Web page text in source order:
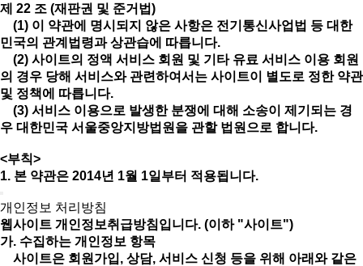
제 22 조 (재판권 및 준거법)
(1) 이 약관에 명시되지 않은 사항은 전기통신사업법 등 대한
민국의 관계법령과 상관습에 따릅니다.
(2) 사이트의 정액 서비스 회원 및 기타 유료 서비스 이용 회원
의 경우 당해 서비스와 관련하여서는 사이트이 별도로 정한 약관
및 정책에 따릅니다.
(3) 서비스 이용으로 발생한 분쟁에 대해 소송이 제기되는 경
우 대한민국 서울중앙지방법원을 관할 법원으로 합니다.
<부칙>
1. 본 약관은 2014년 1월 1일부터 적용됩니다.
개인정보 처리방침
웹사이트 개인정보취급방침입니다. (이하 "사이트")
가. 수집하는 개인정보 항목
사이트은 회원가입, 상담, 서비스 신청 등을 위해 아래와 같은